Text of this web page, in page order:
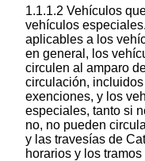
1.1.1.2 Vehículos
vehículos
aplicables a los
en general, los
circulen al amparo
circulación,
exenciones, y los
especiales, tanto si
no, no pueden
y las travesías de
horarios y los